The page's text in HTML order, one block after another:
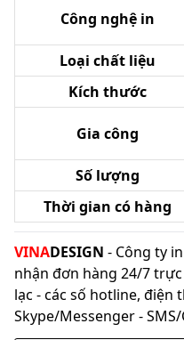
Công nghệ in
Loại chất liệu
Kích thước
Gia công
Số lượng
Thời gian có hàng
VINADESIGN - Công ty
nhận đơn hàng 24/7
lạc - các số hotline, điện
Skype/Messenger - SMS/